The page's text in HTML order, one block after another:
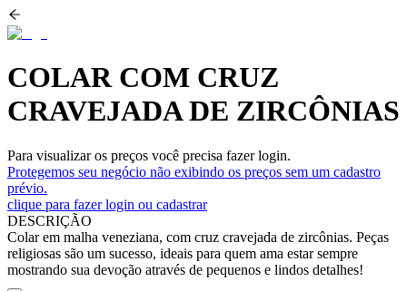
COLAR COM CRUZ
CRAVEJADA DE ZIRCÔNIAS
Para visualizar os preços você precisa fazer login.
Protegemos seu negócio não exibindo os preços sem um cadastro
prévio.
clique para fazer login ou cadastrar
DESCRIÇÃO
Colar em malha veneziana, com cruz cravejada de zircônias. Peças
religiosas são um sucesso, ideais para quem ama estar sempre
mostrando sua devoção através de pequenos e lindos detalhes!